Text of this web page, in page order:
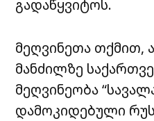
გადაწყვიტოს.
მეღვინეთა თქმით,
მანძილზე
მეღვინეობა
დამოკიდებული